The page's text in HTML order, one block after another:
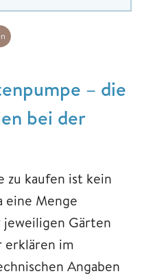
– die
bei der
zu kaufen ist kein
eine Menge
Gärten
erklären im
Angaben